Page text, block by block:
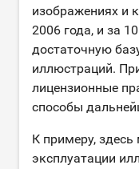
изображениях и
2006 года, и за
достаточную
иллюстраций.
лицензионные
способы
К примеру,
эксплуатации